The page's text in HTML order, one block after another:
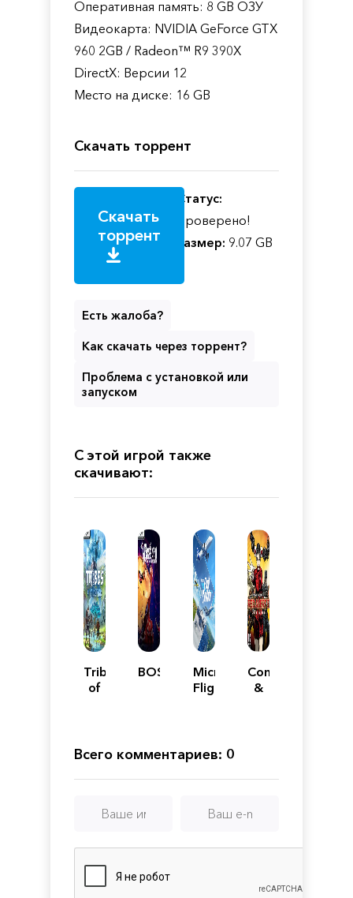
Оперативная память: 8 GB ОЗУ
Видеокарта: NVIDIA GeForce GTX
960 2GB / Radeon™ R9 390X
DirectX: Версии 12
Место на диске: 16 GB
Скачать торрент
Скачать
торрент
Статус:
Проверено!
Размер: 9.07 GB
Есть жалоба?
Как скачать через торрент?
Проблема с установкой или
запуском
С этой игрой также
скачивают:
Tribes
of
BOSSGARDMicrosoft
Flight
Command
&
Всего комментариев: 0